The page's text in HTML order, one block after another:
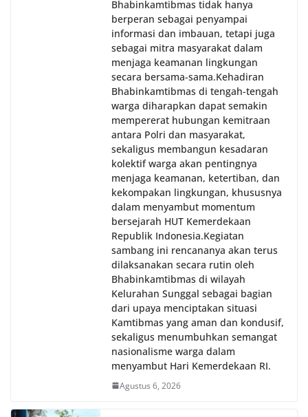
Bhabinkamtibmas tidak hanya
berperan sebagai penyampai
informasi dan imbauan, tetapi juga
sebagai mitra masyarakat dalam
menjaga keamanan lingkungan
secara bersama-sama.‎‎Kehadiran
Bhabinkamtibmas di tengah-tengah
warga diharapkan dapat semakin
mempererat hubungan kemitraan
antara Polri dan masyarakat,
sekaligus membangun kesadaran
kolektif warga akan pentingnya
menjaga keamanan, ketertiban, dan
kekompakan lingkungan, khususnya
dalam menyambut momentum
bersejarah HUT Kemerdekaan
Republik Indonesia.‎Kegiatan
sambang ini rencananya akan terus
dilaksanakan secara rutin oleh
Bhabinkamtibmas di wilayah
Kelurahan Sunggal sebagai bagian
dari upaya menciptakan situasi
Kamtibmas yang aman dan kondusif,
sekaligus menumbuhkan semangat
nasionalisme warga dalam
menyambut Hari Kemerdekaan RI.
Agustus 6, 2026